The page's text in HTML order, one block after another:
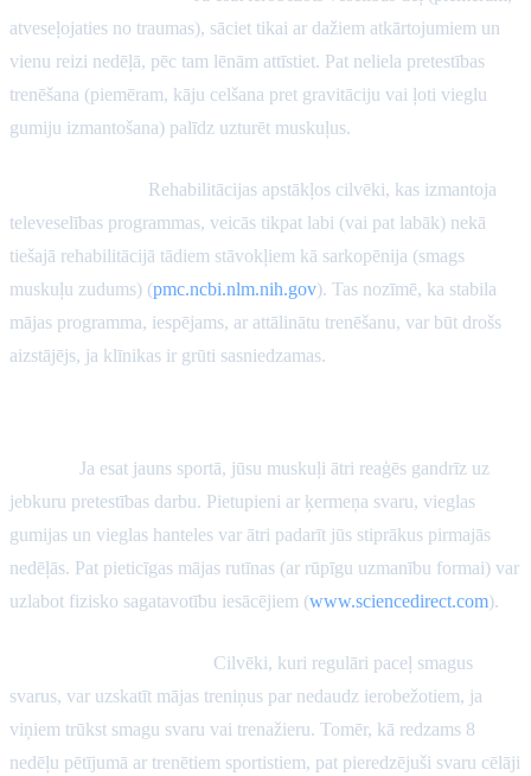
atveseļojaties no traumas), sāciet tikai ar dažiem atkārtojumiem un
vienu reizi nedēļā, pēc tam lēnām attīstiet. Pat neliela pretestības
trenēšana (piemēram, kāju celšana pret gravitāciju vai ļoti vieglu
gumiju izmantošana) palīdz uzturēt muskuļus.
Rehabilitācijas apstākļos cilvēki, kas izmantoja
televeselības programmas, veicās tikpat labi (vai pat labāk) nekā
tiešajā rehabilitācijā tādiem stāvokļiem kā sarkopēnija (smags
muskuļu zudums) (pmc.ncbi.nlm.nih.gov). Tas nozīmē, ka stabila
mājas programma, iespējams, ar attālinātu trenēšanu, var būt drošs
aizstājējs, ja klīnikas ir grūti sasniedzamas.
Ja esat jauns sportā, jūsu muskuļi ātri reaģēs gandrīz uz
jebkuru pretestības darbu. Pietupieni ar ķermeņa svaru, vieglas
gumijas un vieglas hanteles var ātri padarīt jūs stiprākus pirmajās
nedēļās. Pat pieticīgas mājas rutīnas (ar rūpīgu uzmanību formai) var
uzlabot fizisko sagatavotību iesācējiem (www.sciencedirect.com).
Cilvēki, kuri regulāri paceļ smagus
svarus, var uzskatīt mājas treniņus par nedaudz ierobežotiem, ja
viņiem trūkst smagu svaru vai trenažieru. Tomēr, kā redzams 8
nedēļu pētījumā ar trenētiem sportistiem, pat pieredzējuši svaru cēlāji